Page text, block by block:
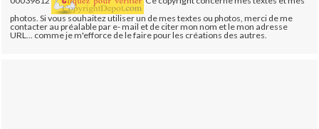
photos. Si vous souhaitez utiliser un de mes textes ou photos, merci de me
contacter au préalable par e- mail et de citer mon nom et le mon adresse
URL... comme je m'efforce de le faire pour les créations des autres.